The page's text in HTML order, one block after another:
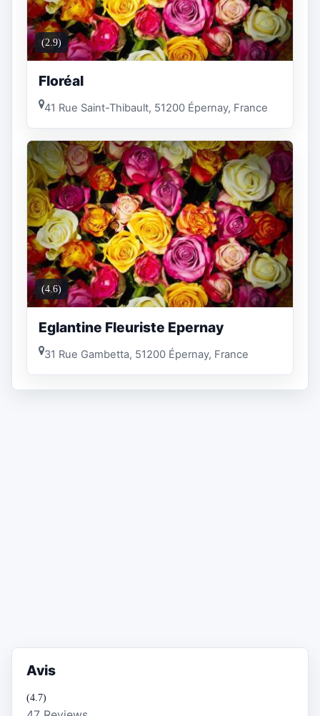
(2.9)
Floréal
41 Rue Saint-Thibault, 51200 Épernay, France
(4.6)
Eglantine Fleuriste Epernay
31 Rue Gambetta, 51200 Épernay, France
Avis
(4.7)